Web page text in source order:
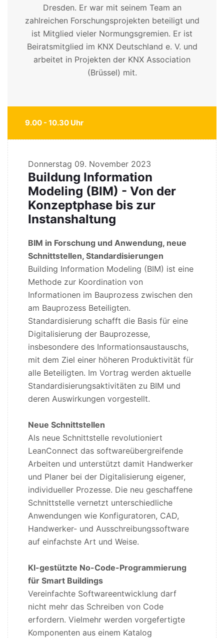
Dresden. Er war mit seinem Team an
zahlreichen Forschungsprojekten beteiligt und
ist Mitglied vieler Normungsgremien. Er ist
Beiratsmitglied im KNX Deutschland e. V. und
arbeitet in Projekten der KNX Association
(Brüssel) mit.
9.00 - 10.30 Uhr
Donnerstag 09. November 2023
Buildung Information
Modeling (BIM) - Von der
Konzeptphase bis zur
Instanshaltung
BIM in Forschung und Anwendung, neue
Schnittstellen, Standardisierungen
Building Information Modeling (BIM) ist eine
Methode zur Koordination von
Informationen im Bauprozess zwischen den
am Bauprozess Beteiligten.
Standardisierung schafft die Basis für eine
Digitalisierung der Bauprozesse,
insbesondere des Informationsaustauschs,
mit dem Ziel einer höheren Produktivität für
alle Beteiligten. Im Vortrag werden aktuelle
Standardisierungsaktivitäten zu BIM und
deren Auswirkungen vorgestellt.
Neue Schnittstellen
Als neue Schnittstelle revolutioniert
LeanConnect das softwareübergreifende
Arbeiten und unterstützt damit Handwerker
und Planer bei der Digitalisierung eigener,
individueller Prozesse. Die neu geschaffene
Schnittstelle vernetzt unterschiedliche
Anwendungen wie Konfiguratoren, CAD,
Handwerker- und Ausschreibungssoftware
auf einfachste Art und Weise.
KI-gestützte No-Code-Programmierung
für Smart Buildings
Vereinfachte Softwareentwicklung darf
nicht mehr das Schreiben von Code
erfordern. Vielmehr werden vorgefertigte
Komponenten aus einem Katalog